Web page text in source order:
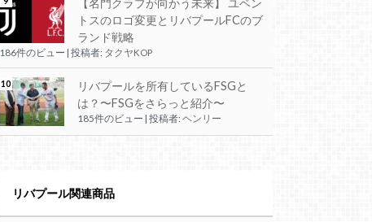
トスのロゴ変更とリバプールFCのブ
ランド戦略
186件のビュー | 投稿者: タクヤKOP
リバプールを所有しているFSGと
は？〜FSGをさらっと紹介〜
185件のビュー 投稿者: ヘンリー
リバプール関連商品